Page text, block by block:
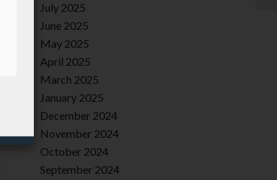
July 2025
June 2025
May 2025
April 2025
March 2025
January 2025
December 2024
November 2024
October 2024
September 2024